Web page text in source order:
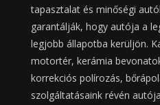
tapasztalat és minőségi
garantálják, hogy autója a
legjobb állapotba kerüljön.
motortér, kerámia
korrekciós polírozás,
szolgáltatásaink révén